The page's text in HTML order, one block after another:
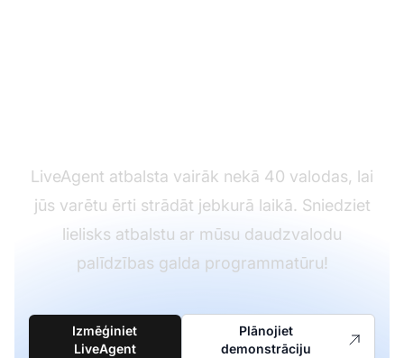
LiveAgent atbalsta vairāk nekā 40 valodas, lai
jūs varētu ērti strādāt jebkurā laikā. Sniedziet
lielisks atbalstu ar mūsu daudzvalodu
palīdzības galda programmatūru!
Izmēģiniet
LiveAgent
Plānojiet
demonstrāciju